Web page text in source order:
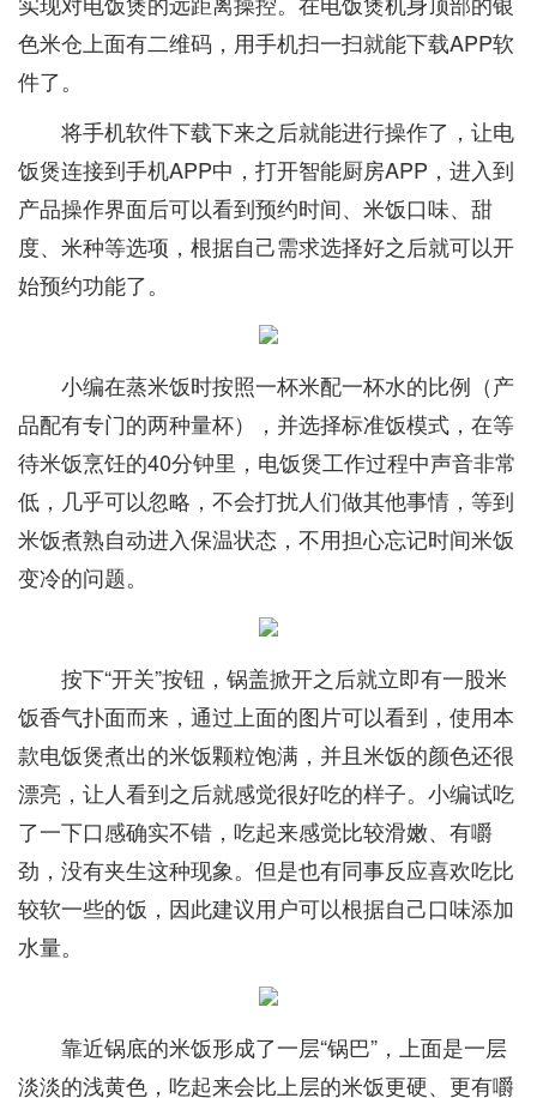
色米仓上面有二维码，用手机扫一扫就能下载APP软
件了。
将手机软件下载下来之后就能进行操作了，让电
饭煲连接到手机APP中，打开智能厨房APP，进入到
产品操作界面后可以看到预约时间、米饭口味、甜
度、米种等选项，根据自己需求选择好之后就可以开
始预约功能了。
小编在蒸米饭时按照一杯米配一杯水的比例（产
品配有专门的两种量杯），并选择标准饭模式，在等
待米饭烹饪的40分钟里，电饭煲工作过程中声音非常
低，几乎可以忽略，不会打扰人们做其他事情，等到
米饭煮熟自动进入保温状态，不用担心忘记时间米饭
变冷的问题。
按下“开关”按钮，锅盖掀开之后就立即有一股米
饭香气扑面而来，通过上面的图片可以看到，使用本
款电饭煲煮出的米饭颗粒饱满，并且米饭的颜色还很
漂亮，让人看到之后就感觉很好吃的样子。小编试吃
了一下口感确实不错，吃起来感觉比较滑嫩、有嚼
劲，没有夹生这种现象。但是也有同事反应喜欢吃比
较软一些的饭，因此建议用户可以根据自己口味添加
水量。
靠近锅底的米饭形成了一层“锅巴”，上面是一层
淡淡的浅黄色，吃起来会比上层的米饭更硬、更有嚼